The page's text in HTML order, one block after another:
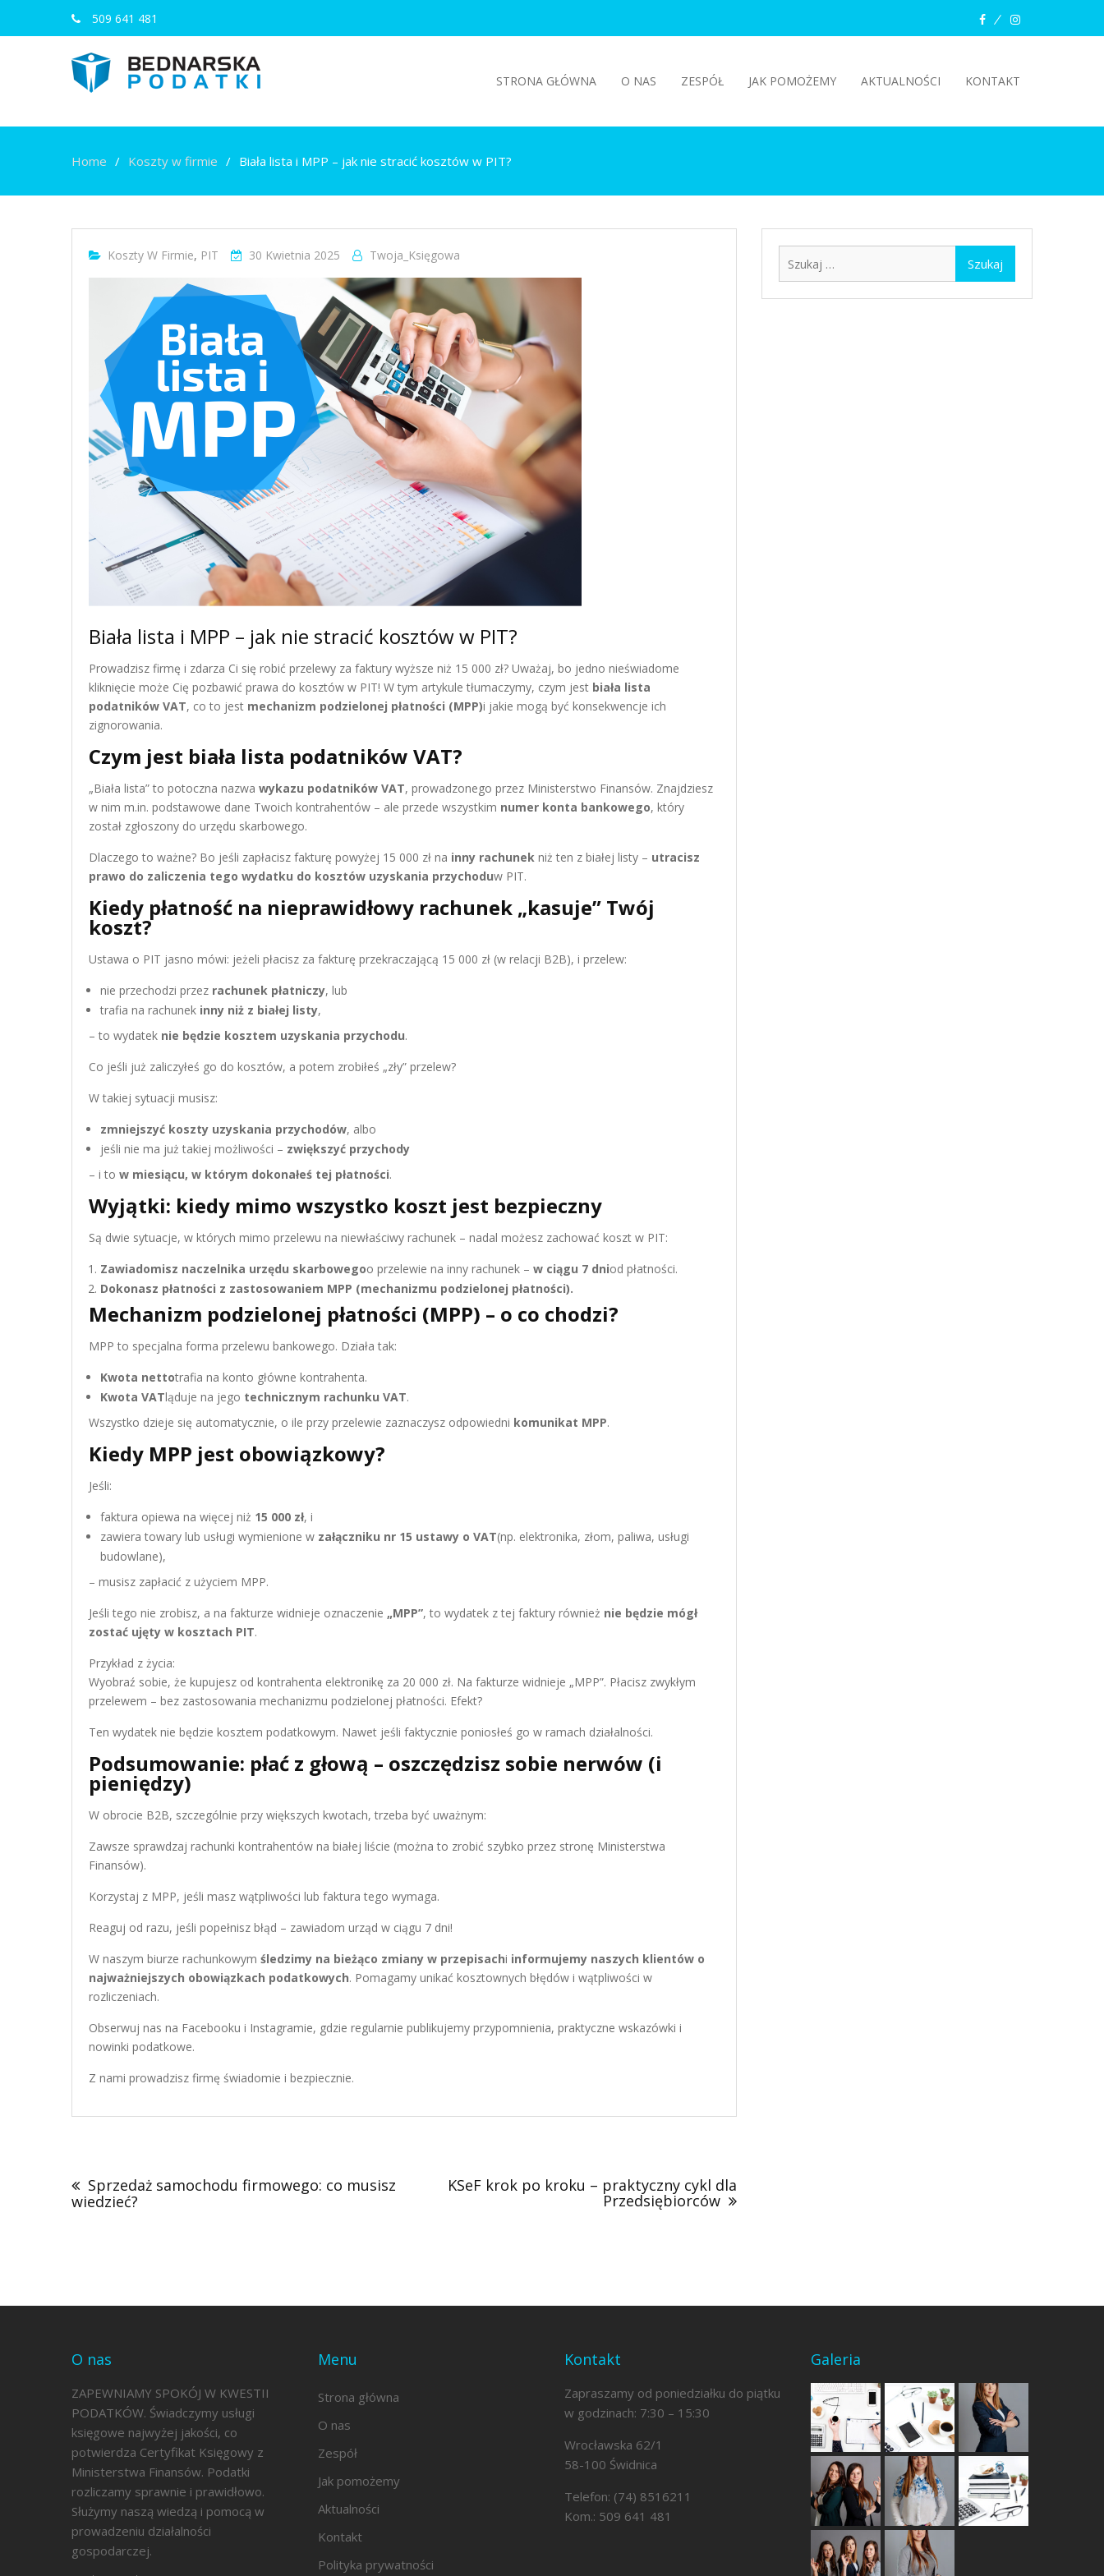
509 641 481
STRONA GŁÓWNA O NAS ZESPÓŁ JAK POMOŻEMY AKTUALNOŚCI KONTAKT
Home Koszty w firmie Biała lista i MPP – jak nie stracić kosztów w PIT?
Koszty W Firmie, PIT 30 Kwietnia 2025 Twoja_Księgowa
Biała lista i MPP – jak nie stracić kosztów w PIT?
Prowadzisz firmę i zdarza Ci się robić przelewy za faktury wyższe niż 15 000 zł? Uważaj, bo jedno nieświadome
kliknięcie może Cię pozbawić prawa do kosztów w PIT! W tym artykule tłumaczymy, czym jest biała lista
podatników VAT, co to jest mechanizm podzielonej płatności (MPP)i jakie mogą być konsekwencje ich
zignorowania.
Czym jest biała lista podatników VAT?
„Biała lista” to potoczna nazwa wykazu podatników VAT, prowadzonego przez Ministerstwo Finansów. Znajdziesz
w nim m.in. podstawowe dane Twoich kontrahentów – ale przede wszystkim numer konta bankowego, który
został zgłoszony do urzędu skarbowego.
Dlaczego to ważne? Bo jeśli zapłacisz fakturę powyżej 15 000 zł na inny rachunek niż ten z białej listy – utracisz
prawo do zaliczenia tego wydatku do kosztów uzyskania przychoduw PIT.
Kiedy płatność na nieprawidłowy rachunek „kasuje” Twój
koszt?
Ustawa o PIT jasno mówi: jeżeli płacisz za fakturę przekraczającą 15 000 zł (w relacji B2B), i przelew:
nie przechodzi przez rachunek płatniczy, lub
trafia na rachunek inny niż z białej listy,
– to wydatek nie będzie kosztem uzyskania przychodu.
Co jeśli już zaliczyłeś go do kosztów, a potem zrobiłeś „zły” przelew?
W takiej sytuacji musisz:
zmniejszyć koszty uzyskania przychodów, albo
jeśli nie ma już takiej możliwości – zwiększyć przychody
– i to w miesiącu, w którym dokonałeś tej płatności.
Wyjątki: kiedy mimo wszystko koszt jest bezpieczny
Są dwie sytuacje, w których mimo przelewu na niewłaściwy rachunek – nadal możesz zachować koszt w PIT:
Zawiadomisz naczelnika urzędu skarbowegoo przelewie na inny rachunek – w ciągu 7 dniod płatności.
Dokonasz płatności z zastosowaniem MPP (mechanizmu podzielonej płatności).
Mechanizm podzielonej płatności (MPP) – o co chodzi?
MPP to specjalna forma przelewu bankowego. Działa tak:
Kwota nettotrafia na konto główne kontrahenta.
Kwota VATląduje na jego technicznym rachunku VAT.
Wszystko dzieje się automatycznie, o ile przy przelewie zaznaczysz odpowiedni komunikat MPP.
Kiedy MPP jest obowiązkowy?
Jeśli:
faktura opiewa na więcej niż 15 000 zł, i
zawiera towary lub usługi wymienione w załączniku nr 15 ustawy o VAT(np. elektronika, złom, paliwa, usługi
budowlane),
– musisz zapłacić z użyciem MPP.
Jeśli tego nie zrobisz, a na fakturze widnieje oznaczenie „MPP”, to wydatek z tej faktury również nie będzie mógł
zostać ujęty w kosztach PIT.
Przykład z życia:
Wyobraź sobie, że kupujesz od kontrahenta elektronikę za 20 000 zł. Na fakturze widnieje „MPP”. Płacisz zwykłym
przelewem – bez zastosowania mechanizmu podzielonej płatności. Efekt?
Ten wydatek nie będzie kosztem podatkowym. Nawet jeśli faktycznie poniosłeś go w ramach działalności.
Podsumowanie: płać z głową – oszczędzisz sobie nerwów (i
pieniędzy)
W obrocie B2B, szczególnie przy większych kwotach, trzeba być uważnym:
Zawsze sprawdzaj rachunki kontrahentów na białej liście (można to zrobić szybko przez stronę Ministerstwa
Finansów).
Korzystaj z MPP, jeśli masz wątpliwości lub faktura tego wymaga.
Reaguj od razu, jeśli popełnisz błąd – zawiadom urząd w ciągu 7 dni!
W naszym biurze rachunkowym śledzimy na bieżąco zmiany w przepisachi informujemy naszych klientów o
najważniejszych obowiązkach podatkowych. Pomagamy unikać kosztownych błędów i wątpliwości w
rozliczeniach.
Obserwuj nas na Facebooku i Instagramie, gdzie regularnie publikujemy przypomnienia, praktyczne wskazówki i
nowinki podatkowe.
Z nami prowadzisz firmę świadomie i bezpiecznie.
wpisu
Sprzedaż samochodu firmowego: co musisz
wiedzieć?
KSeF krok po kroku – praktyczny cykl dla
Przedsiębiorców
O nas
ZAPEWNIAMY SPOKÓJ W KWESTII
PODATKÓW. Świadczymy usługi
księgowe najwyżej jakości, co
potwierdza Certyfikat Księgowy z
Ministerstwa Finansów. Podatki
rozliczamy sprawnie i prawidłowo.
Służymy naszą wiedzą i pomocą w
prowadzeniu działalności
gospodarczej.
Menu
Strona główna
O nas
Zespół
Jak pomożemy
Aktualności
Kontakt
Polityka prywatności
Kontakt
Zapraszamy od poniedziałku do piątku
w godzinach: 7:30 – 15:30
Wrocławska 62/1
58-100 Świdnica
Telefon: (74) 8516211
Kom.: 509 641 481
Galeria